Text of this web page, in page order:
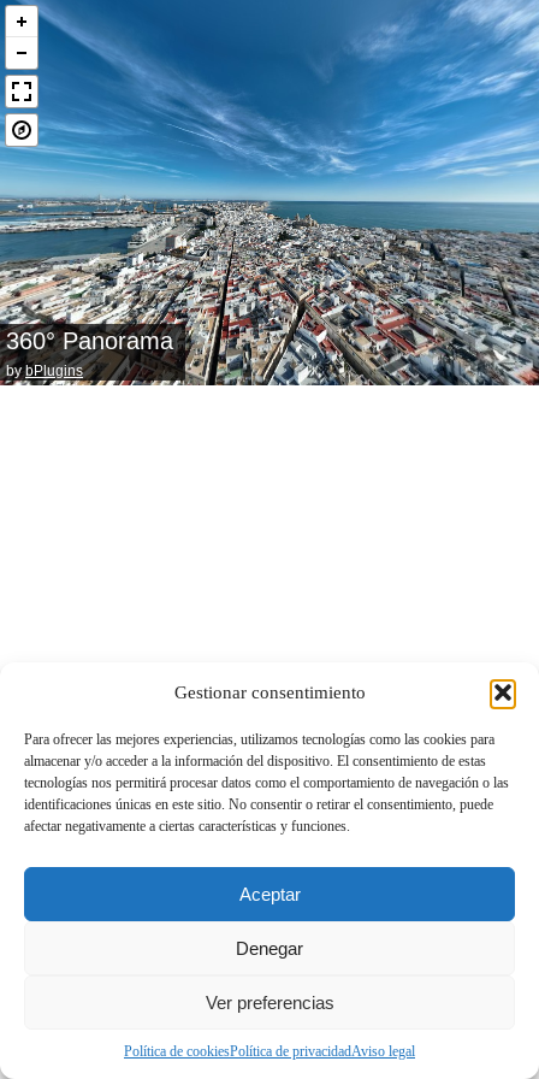
Gestionar consentimiento
Para ofrecer las mejores experiencias, utilizamos tecnologías como las cookies para
almacenar y/o acceder a la información del dispositivo. El consentimiento de estas
tecnologías nos permitirá procesar datos como el comportamiento de navegación o las
identificaciones únicas en este sitio. No consentir o retirar el consentimiento, puede
afectar negativamente a ciertas características y funciones.
Aceptar
Denegar
Ver preferencias
Política de cookiesPolítica de privacidadAviso legal
360° Panorama
bybPlugins